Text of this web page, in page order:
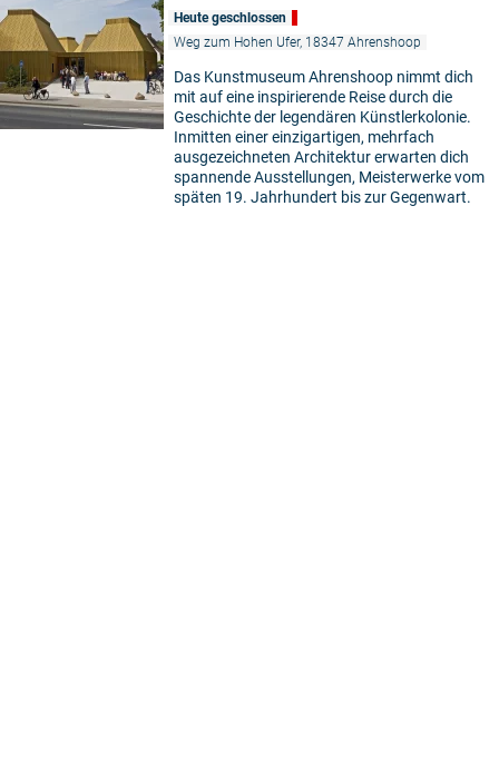
Heute geschlossen
Weg zum Hohen Ufer, 18347 Ahrenshoop
Das Kunstmuseum Ahrenshoop nimmt dich
mit auf eine inspirierende Reise durch die
Geschichte der legendären Künstlerkolonie.
Inmitten einer einzigartigen, mehrfach
ausgezeichneten Architektur erwarten dich
spannende Ausstellungen, Meisterwerke vom
späten 19. Jahrhundert bis zur Gegenwart.